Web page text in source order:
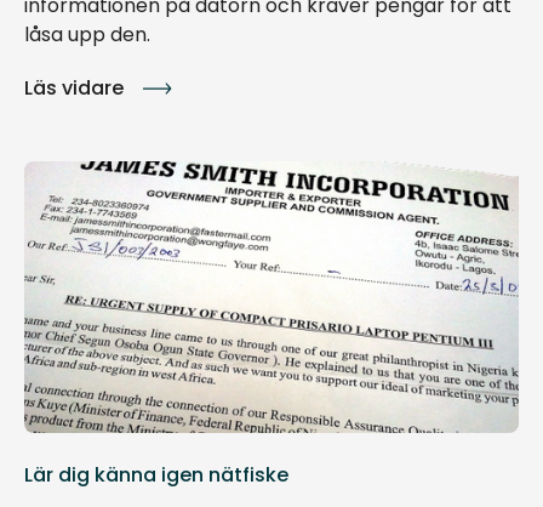
låsa upp den.
Läs vidare
Lär dig känna igen nätfiske